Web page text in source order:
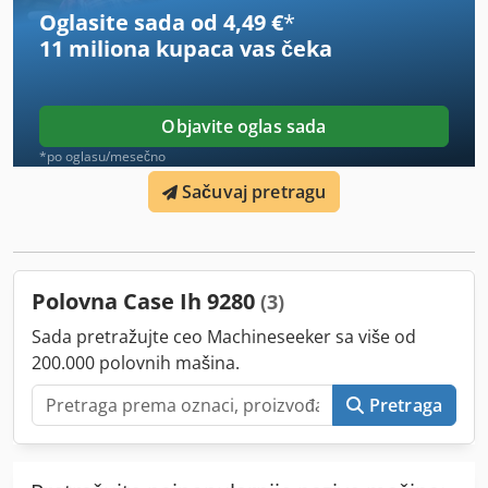
broj: 2926-26
Oglasite sada od 4,49 €*
11 miliona kupaca vas čeka
Objavite oglas sada
*po oglasu/mesečno
Sačuvaj pretragu
Polovna Case Ih 9280 (3)
Sada pretražujte ceo Machineseeker sa više od
200.000 polovnih mašina.
Pretraga